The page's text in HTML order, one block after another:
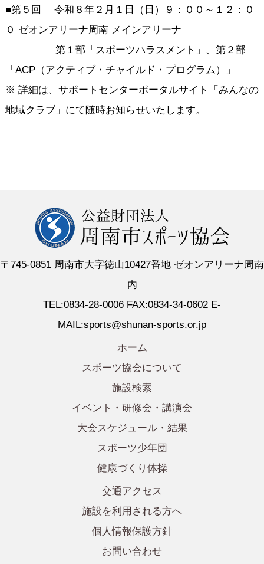
■第５回 令和８年２月１日（日）９：００～１２：０
０ ゼオンアリーナ周南 メインアリーナ
第１部「スポーツハラスメント」、第２部
「ACP（アクティブ・チャイルド・プログラム）」
※ 詳細は、サポートセンターポータルサイト「みんなの
地域クラブ」にて随時お知らせいたします。
〒745-0851 周南市大字徳山10427番地 ゼオンアリーナ周南
内
TEL:0834-28-0006 FAX:0834-34-0602 E-
MAIL:sports@shunan-sports.or.jp
ホーム
スポーツ協会について
施設検索
イベント・研修会・講演会
大会スケジュール・結果
スポーツ少年団
健康づくり体操
交通アクセス
施設を利用される方へ
個人情報保護方針
お問い合わせ